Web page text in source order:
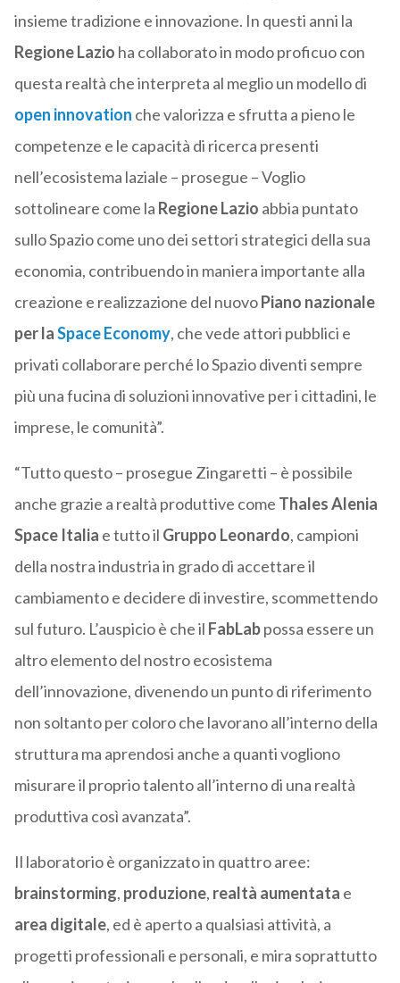
insieme tradizione e innovazione. In questi anni la
Regione Lazio ha collaborato in modo proficuo con
questa realtà che interpreta al meglio un modello di
open innovation che valorizza e sfrutta a pieno le
competenze e le capacità di ricerca presenti
nell’ecosistema laziale – prosegue – Voglio
sottolineare come la Regione Lazio abbia puntato
sullo Spazio come uno dei settori strategici della sua
economia, contribuendo in maniera importante alla
creazione e realizzazione del nuovoPiano nazionale
per laSpace Economy, che vede attori pubblici e
privati collaborare perché lo Spazio diventi sempre
più una fucina di soluzioni innovative per i cittadini, le
imprese, le comunità”.
“Tutto questo – prosegue Zingaretti – è possibile
anche grazie a realtà produttive come Thales Alenia
Space Italia e tutto il Gruppo Leonardo, campioni
della nostra industria in grado di accettare il
cambiamento e decidere di investire, scommettendo
sul futuro. L’auspicio è che il FabLabpossa essere un
altro elemento del nostro ecosistema
dell’innovazione, divenendo un punto di riferimento
non soltanto per coloro che lavorano all’interno della
struttura ma aprendosi anche a quanti vogliono
misurare il proprio talento all’interno di una realtà
produttiva così avanzata”.
Il laboratorio è organizzato in quattro aree:
brainstorming, produzione, realtà aumentata e
area digitale, ed è aperto a qualsiasi attività, a
progetti professionali e personali, e mira soprattutto